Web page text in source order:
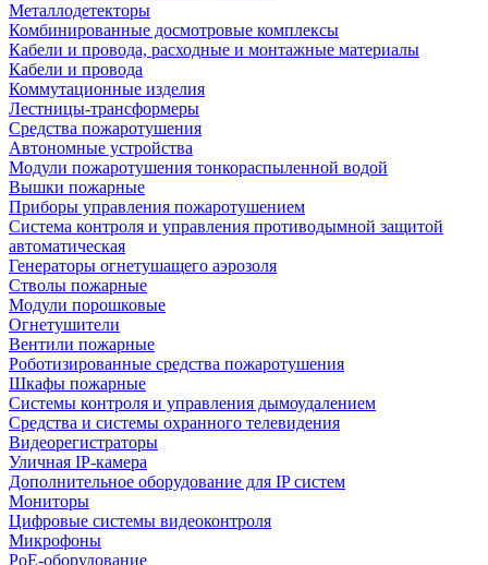
Металлодетекторы
Комбинированные досмотровые комплексы
Кабели и провода, расходные и монтажные материалы
Кабели и провода
Коммутационные изделия
Лестницы-трансформеры
Средства пожаротушения
Автономные устройства
Модули пожаротушения тонкораспыленной водой
Вышки пожарные
Приборы управления пожаротушением
Система контроля и управления противодымной защитой
автоматическая
Генераторы огнетушащего аэрозоля
Стволы пожарные
Модули порошковые
Огнетушители
Вентили пожарные
Роботизированные средства пожаротушения
Шкафы пожарные
Системы контроля и управления дымоудалением
Средства и системы охранного телевидения
Видеорегистраторы
Уличная IP-камера
Дополнительное оборудование для IP систем
Мониторы
Цифровые системы видеоконтроля
Микрофоны
PoE-оборудование